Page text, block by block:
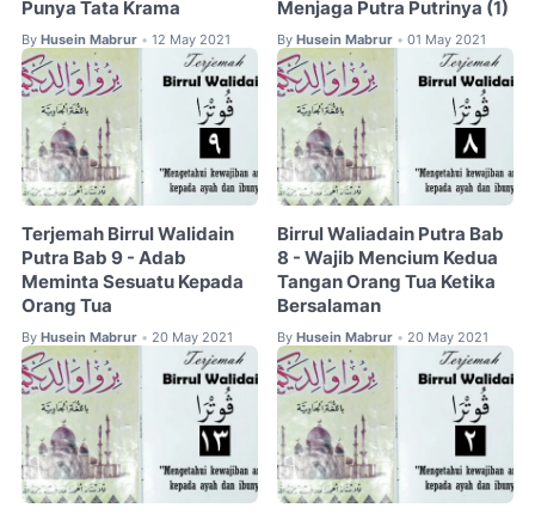
Punya Tata Krama
By Husein Mabrur • 12 May 2021
Menjaga Putra Putrinya (1)
By Husein Mabrur • 01 May 2021
Terjemah Birrul Walidain
Putra Bab 9 - Adab
Meminta Sesuatu Kepada
Orang Tua
By Husein Mabrur • 20 May 2021
Birrul Waliadain Putra Bab
8 - Wajib Mencium Kedua
Tangan Orang Tua Ketika
Bersalaman
By Husein Mabrur • 20 May 2021